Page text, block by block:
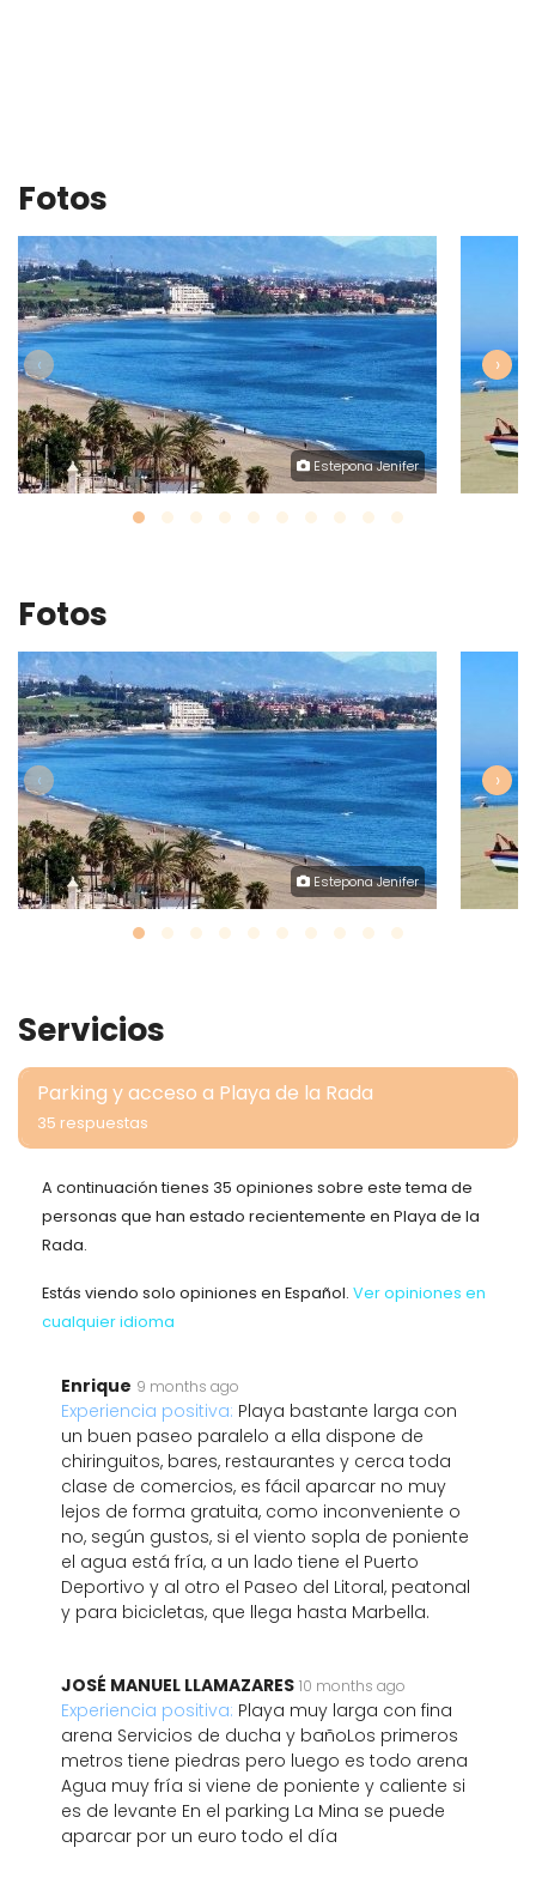
Fotos
Estepona Jenifer
‹ ›
Fotos
Estepona Jenifer
‹ ›
Servicios
Parking y acceso a Playa de la Rada
35 respuestas
A continuación tienes 35 opiniones sobre este tema de
personas que han estado recientemente en Playa de la
Rada.
Estás viendo solo opiniones en Español. Ver opiniones en
cualquier idioma
Enrique 9 months ago
Experiencia positiva: Playa bastante larga con
un buen paseo paralelo a ella dispone de
chiringuitos, bares, restaurantes y cerca toda
clase de comercios, es fácil aparcar no muy
lejos de forma gratuita, como inconveniente o
no, según gustos, si el viento sopla de poniente
el agua está fría, a un lado tiene el Puerto
Deportivo y al otro el Paseo del Litoral, peatonal
y para bicicletas, que llega hasta Marbella.
JOSÉ MANUEL LLAMAZARES 10 months ago
Experiencia positiva: Playa muy larga con fina
arena Servicios de ducha y bañoLos primeros
metros tiene piedras pero luego es todo arena
Agua muy fría si viene de poniente y caliente si
es de levante En el parking La Mina se puede
aparcar por un euro todo el día